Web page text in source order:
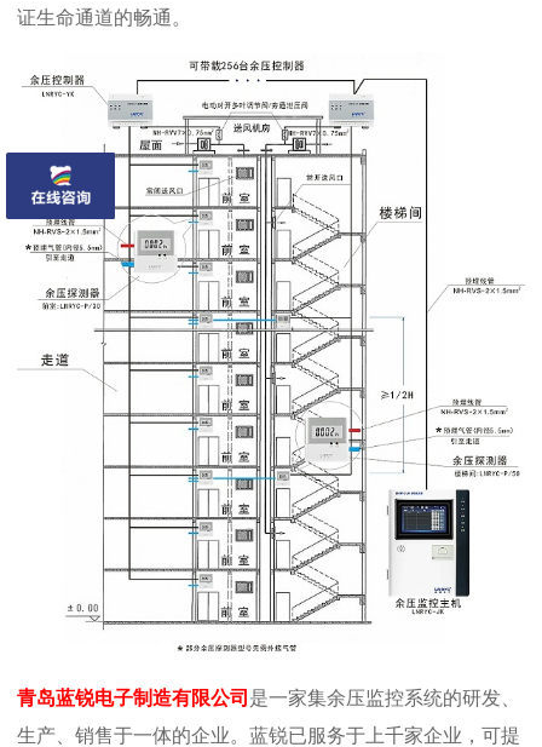
证生命通道的畅通‌。
青岛蓝锐电子制造有限公司 是一家集余压监控系统的研发、
生产、销售于一体的企业。蓝锐已服务于上千家企业，可提